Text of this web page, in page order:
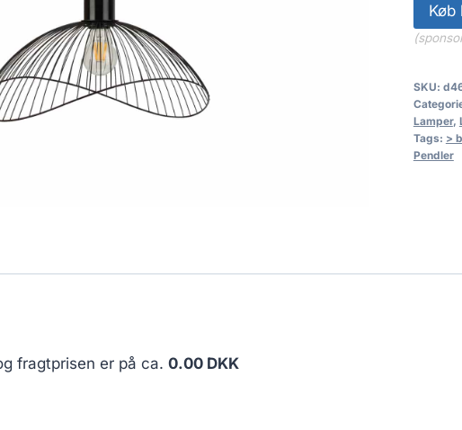
Køb
SKU:
Lamper,
Tags: >
Pendler
fragtprisen er på ca. 0.00 DKK